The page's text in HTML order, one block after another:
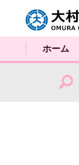
大村市
ホーム